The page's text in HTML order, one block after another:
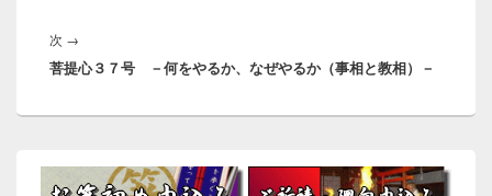
ゲ
ー
シ
次 →
の
稿:
菩提心３７号 －何をやるか、なぜやるか（事相と教相）－